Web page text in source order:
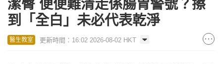
潔臀 便便難清走係腸胃警號？擦
到「全白」未必代表乾淨
醫生教室 更新時間：16:02 2026-08-02 HKT